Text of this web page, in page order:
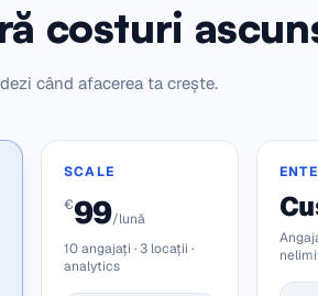
costuri
când afacerea ta crește.
SCALE
€99/lună
10 angajați · 3 locații ·
analytics